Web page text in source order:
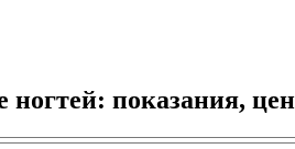
показания,